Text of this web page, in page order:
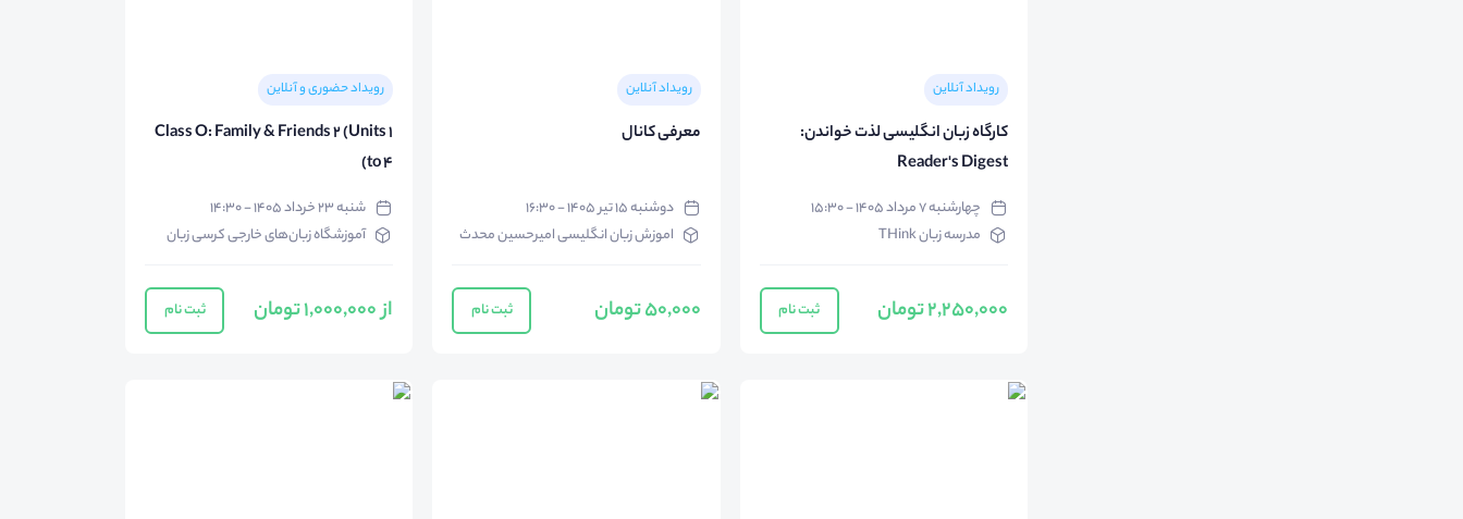
رویداد آنلاین
کارگاه زبان انگلیسی لذت خواندن:
Reader's Digest
چهارشنبه ۷ مرداد ۱۴۰۵ - ۱۵:۳۰
مدرسه زبان THink
2,250,000 تومان ثبت نام
رویداد آنلاین
معرفی کانال
دوشنبه ۱۵ تیر ۱۴۰۵ - ۱۶:۳۰
اموزش زبان انگلیسی امیرحسین محدث
50,000 تومان ثبت نام
رویداد حضوری و آنلاین
Class O: Family & Friends 2 (Units 1
to 4)
شنبه ۲۳ خرداد ۱۴۰۵ - ۱۴:۳۰
آموزشگاه زبان‌های خارجی کرسی زبان
از 1,000,000 تومان ثبت نام